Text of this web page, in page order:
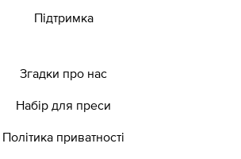
Підтримка
Згадки про нас
Набір для преси
Політика приватності